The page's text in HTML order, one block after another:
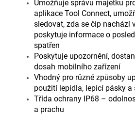
Umožňuje správu majetku
aplikace Tool Connect,
sledovat, zda se čip nachází
poskytuje informace o
spatřen
Poskytuje upozornění,
dosah mobilního zařízení
Vhodný pro různé způsoby
použití lepidla, lepicí pásky
Třída ochrany IP68 –
a prachu